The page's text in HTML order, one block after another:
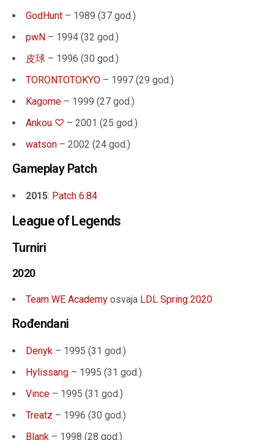
GodHunt – 1989 (37 god.)
pwN – 1994 (32 god.)
皮球 – 1996 (30 god.)
TORONTOTOKYO – 1997 (29 god.)
Kagome – 1999 (27 god.)
Ankou ♡ – 2001 (25 god.)
watson – 2002 (24 god.)
Gameplay Patch
2015: Patch 6.84
League of Legends
Turniri
2020
Team WE Academy osvaja LDL Spring 2020
Rođendani
Denyk – 1995 (31 god.)
Hylissang – 1995 (31 god.)
Vince – 1995 (31 god.)
Treatz – 1996 (30 god.)
Blank – 1998 (28 god.)